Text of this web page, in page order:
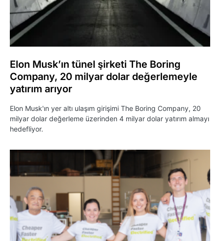
Elon Musk’ın tünel şirketi The Boring
Company, 20 milyar dolar değerlemeyle
yatırım arıyor
Elon Musk'ın yer altı ulaşım girişimi The Boring Company, 20
milyar dolar değerleme üzerinden 4 milyar dolar yatırım almayı
hedefliyor.